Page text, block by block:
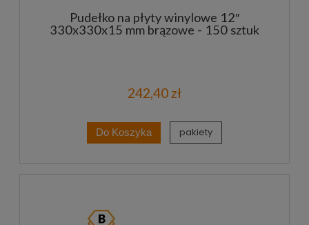
Pudełko na płyty winylowe 12″
330x330x15 mm brązowe - 150 sztuk
242,40 zł
Do Koszyka pakiety